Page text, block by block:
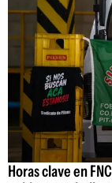
Horas clave en